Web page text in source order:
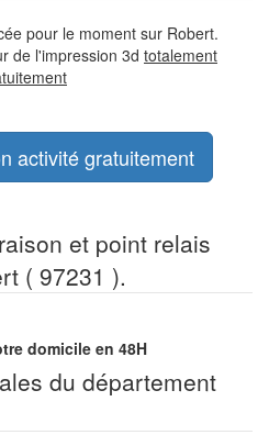
pour le moment sur Robert.
de l'impression 3d totalement
activité gratuitement
et point relais
( 97231 ).
domicile en 48H
du département